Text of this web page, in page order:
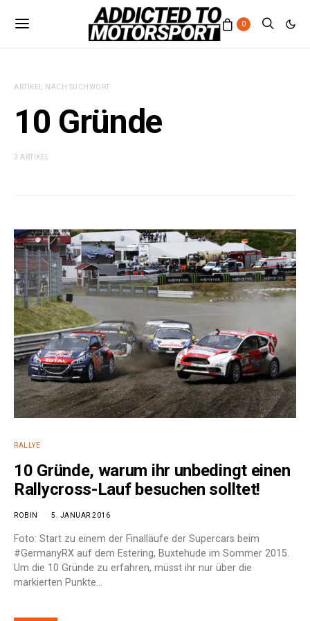
0
ARTIKEL NACH SUCHWORT
10 Gründe
3 ARTIKEL
RALLYE
10 Gründe, warum ihr unbedingt einen
Rallycross-Lauf besuchen solltet!
ROBIN 5. JANUAR 2016
Foto: Start zu einem der Finalläufe der Supercars beim
#GermanyRX auf dem Estering, Buxtehude im Sommer 2015.
Um die 10 Gründe zu erfahren, müsst ihr nur über die
markierten Punkte…